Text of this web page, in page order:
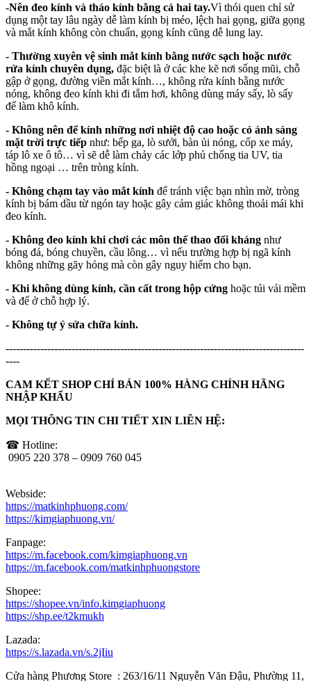
-Nên đeo kính và tháo kính bằng cả hai tay.Vì thói quen chỉ sử
dụng một tay lâu ngày dễ làm kính bị méo, lệch hai gọng, giữa gọng
và mắt kính không còn chuẩn, gọng kính cũng dễ lung lay.
- Thường xuyên vệ sinh mắt kính bằng nước sạch hoặc nước
rửa kính chuyên dụng, đặc biệt là ở các khe kẽ nơi sống mũi, chỗ
gập ở gọng, đường viền mắt kính…, không rửa kính bằng nước
nóng, không đeo kính khi đi tắm hơi, không dùng máy sấy, lò sấy
để làm khô kính.
- Không nên để kính những nơi nhiệt độ cao hoặc có ánh sáng
mặt trời trực tiếp như: bếp ga, lò sưởi, bàn ủi nóng, cốp xe máy,
táp lô xe ô tô… vì sẽ dễ làm chảy các lớp phủ chống tia UV, tia
hồng ngoại … trên tròng kính.
- Không chạm tay vào mắt kính để tránh việc bạn nhìn mờ, tròng
kính bị bám dầu từ ngón tay hoặc gây cảm giác không thoải mái khi
đeo kính.
- Không đeo kính khi chơi các môn thể thao đối kháng như
bóng đá, bóng chuyền, cầu lông… vì nếu trường hợp bị ngã kính
không những gãy hỏng mà còn gây nguy hiểm cho bạn.
- Khi không dùng kính, cần cất trong hộp cứng hoặc túi vải mềm
và để ở chỗ hợp lý.
- Không tự ý sửa chữa kính.
--------------------------------------------------------------------------------------
----
CAM KẾT SHOP CHỈ BÁN 100% HÀNG CHÍNH HÃNG
NHẬP KHẨU
MỌI THÔNG TIN CHI TIẾT XIN LIÊN HỆ:
☎ Hotline:
0905 220 378 – 0909 760 045
Webside:
https://matkinhphuong.com/
https://kimgiaphuong.vn/
Fanpage:
https://m.facebook.com/kimgiaphuong.vn
https://m.facebook.com/matkinhphuongstore
Shopee:
https://shopee.vn/info.kimgiaphuong
https://shp.ee/t2kmukh
Lazada:
https://s.lazada.vn/s.2jIiu
Cửa hàng Phương Store : 263/16/11 Nguyễn Văn Đậu, Phường 11,